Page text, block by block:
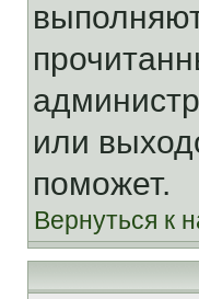
или
поможет.
Вернуться к